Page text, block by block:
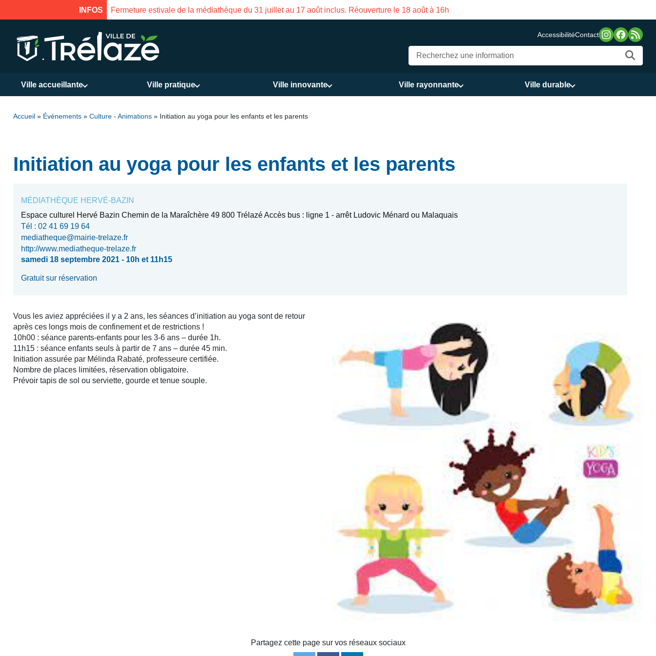
INFOS
la médiathèque du 31 juillet au 17 août inclus. Réouverture le 18 août à 16h Fermeture estivale de la Maison des Services publics Vasco de Gama
AccessibilitéContact
Ville accueillante Ville pratique Ville innovante Ville rayonnante Ville durable
Accueil » Événements » Culture - Animations » Initiation au yoga pour les enfants et les parents
Initiation au yoga pour les enfants et les parents
MÉDIATHÈQUE HERVÉ-BAZIN
Espace culturel Hervé Bazin Chemin de la Maraîchère 49 800 Trélazé Accès bus : ligne 1 - arrêt Ludovic Ménard ou Malaquais
Tél : 02 41 69 19 64
mediatheque@mairie-trelaze.fr
http://www.mediatheque-trelaze.fr
samedi 18 septembre 2021 - 10h et 11h15
Gratuit sur réservation
Vous les aviez appréciées il y a 2 ans, les séances d’initiation au yoga sont de retour
après ces longs mois de confinement et de restrictions !
10h00 : séance parents-enfants pour les 3-6 ans – durée 1h.
11h15 : séance enfants seuls à partir de 7 ans – durée 45 min.
Initiation assurée par Mélinda Rabaté, professeure certifiée.
Nombre de places limitées, réservation obligatoire.
Prévoir tapis de sol ou serviette, gourde et tenue souple.
Partagez cette page sur vos réseaux sociaux